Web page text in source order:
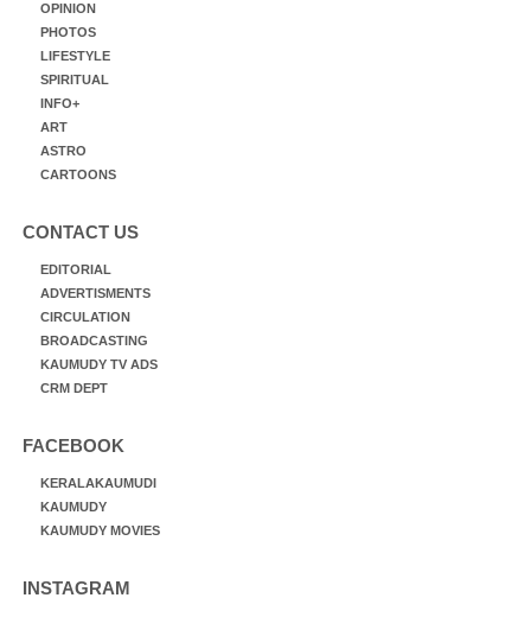
OPINION
PHOTOS
LIFESTYLE
SPIRITUAL
INFO+
ART
ASTRO
CARTOONS
CONTACT US
EDITORIAL
ADVERTISMENTS
CIRCULATION
BROADCASTING
KAUMUDY TV ADS
CRM DEPT
FACEBOOK
KERALAKAUMUDI
KAUMUDY
KAUMUDY MOVIES
INSTAGRAM